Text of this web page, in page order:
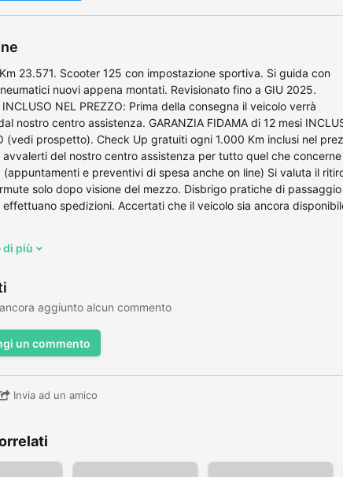
23.571. Scooter 125 con impostazione sportiva. Si guida con
nuovi appena montati. Revisionato fino a GIU 2025.
INCLUSO NEL PREZZO: Prima della consegna il veicolo verrà
nostro centro assistenza. GARANZIA FIDAMA di 12 mesi
(vedi prospetto). Check Up gratuiti ogni 1.000 Km inclusi nel
avvalerti del nostro centro assistenza per tutto quel che concerne
e preventivi di spesa anche on line) Si valuta il
solo dopo visione del mezzo. Disbrigo pratiche di
effettuano spedizioni. Accertati che il veicolo sia ancora
di più
aggiunto alcun commento
un commento
Invia ad un amico